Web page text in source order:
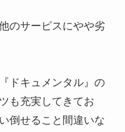
のサーピスにやや劣
ドキュメンタル』の
も充実してきてお
倒せること間違いな